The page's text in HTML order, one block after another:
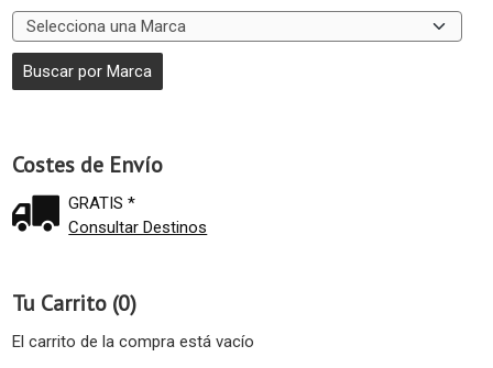
Costes de Envío
GRATIS *
Consultar Destinos
Tu Carrito (0)
El carrito de la compra está vacío